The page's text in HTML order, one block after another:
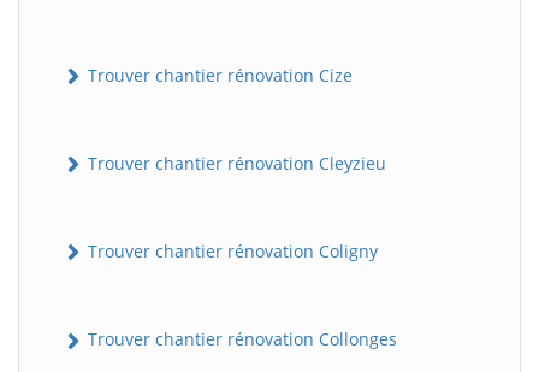
Trouver chantier rénovation Cize
Trouver chantier rénovation Cleyzieu
Trouver chantier rénovation Coligny
Trouver chantier rénovation Collonges